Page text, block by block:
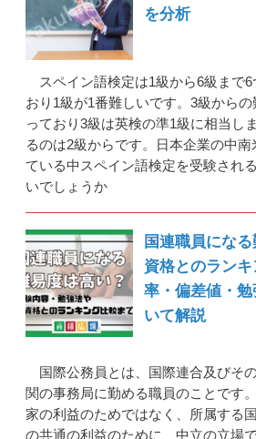
を分析
スペイン語検定は1級から6級まで
おり1級が1番難しいです。3級から
っており3級は英検の準1級に相当し
るのは2級からです。日本企業の中
ている中スペイン語検定を受験され
いでしょうか
国連職員にな
資格とのラン
率・偏差値・
いて解説
国際公務員とは、国際連合及びそ
関の事務局に勤める職員のことです
家の利益のためではなく、所属する
の共通の利益のために、中立の立場